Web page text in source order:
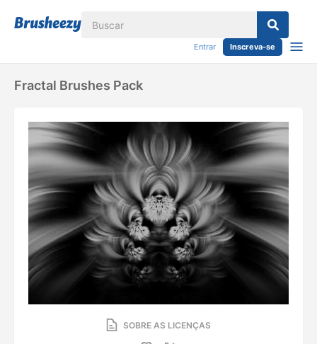
Entrar Inscreva-se
Fractal Brushes Pack
SOBRE AS LICENÇAS